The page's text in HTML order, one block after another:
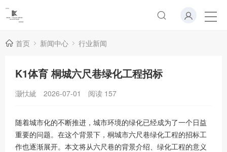
首页 新闻中心 行业新闻
K1体育 桐城六尺巷绿化工程招标
灏忕紪 2026-07-01 阅读 157
随着城市化的不断推进，城市环境的绿化已经成为了一个日益
重要的问题。在这个背景下，桐城市六尺巷绿化工程的招标工
作也逐渐展开。本文将从六尺巷的背景介绍、绿化工程的意义